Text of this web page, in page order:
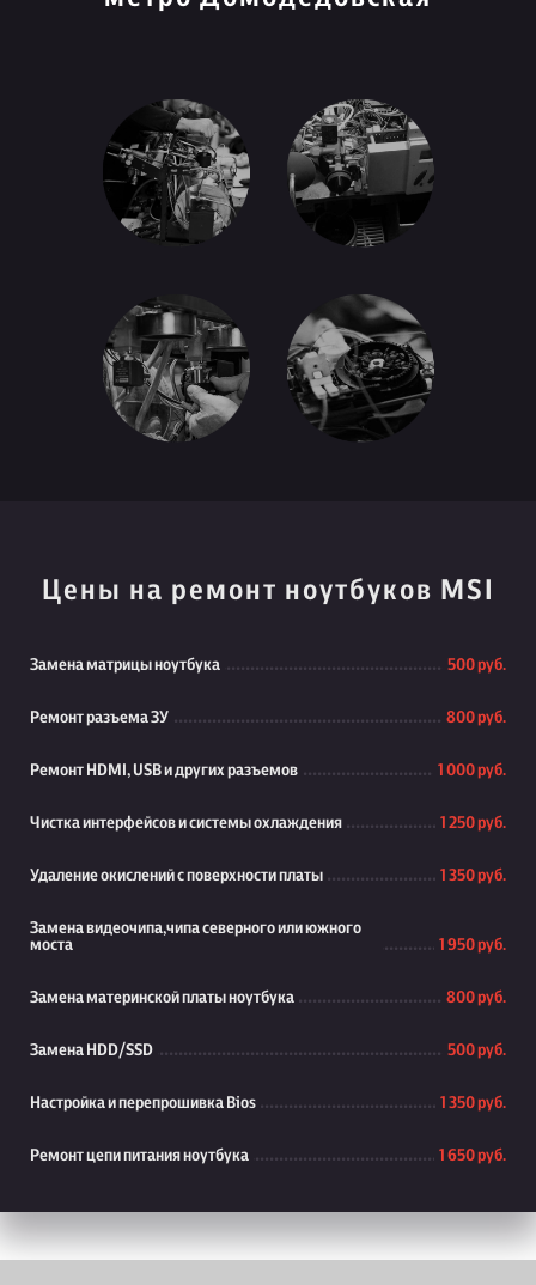
Цены на ремонт ноутбуков MSI
Замена матрицы ноутбука 500 руб.
Ремонт разъема ЗУ 800 руб.
Ремонт HDMI, USB и других разъемов 1 000 руб.
Чистка интерфейсов и системы охлаждения 1 250 руб.
Удаление окислений с поверхности платы 1 350 руб.
Замена видеочипа,чипа северного или южного
моста
1 950 руб.
Замена материнской платы ноутбука 800 руб.
Замена HDD/SSD 500 руб.
Настройка и перепрошивка Bios 1 350 руб.
Ремонт цепи питания ноутбука 1 650 руб.